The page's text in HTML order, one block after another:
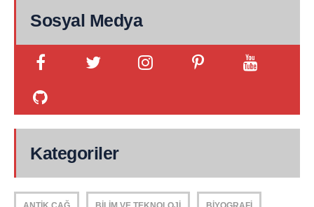
Sosyal Medya
Kategoriler